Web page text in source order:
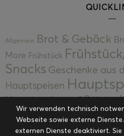
Allgemein Brot & Gebäck
More Frühstück
Snacks Geschenke aus
Hauptspeisen
Hauptspeisen süßKekse
Kuchen, Torten &
Desserts Kulinarik
Wir verwenden technisch
Webseite sowie externe
externen Dienste deaktiviert.